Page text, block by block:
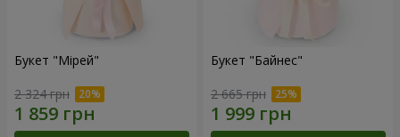
Букет "Мірей"
2 324 грн
Букет "Байнес"
2 665 грн